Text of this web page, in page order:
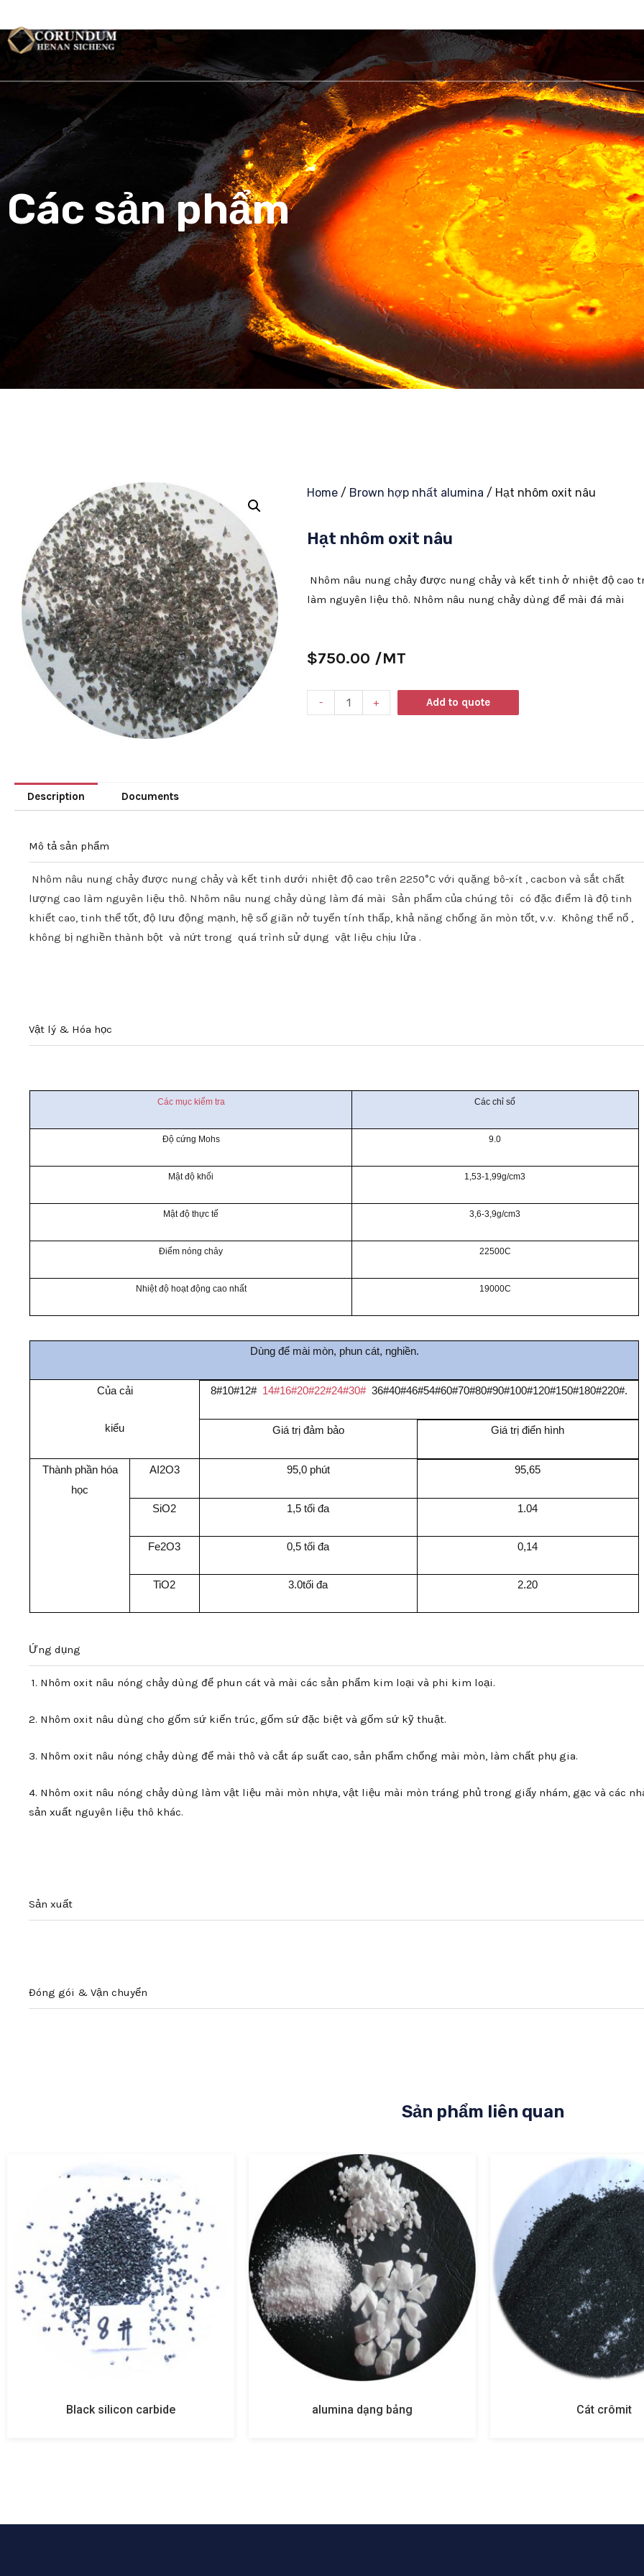
Các sản phẩm
Home / Brown hợp nhất alumina / Hạt nhôm oxit nâu
Hạt nhôm oxit nâu
Nhôm nâu nung chảy được nung chảy và kết tinh ở nhiệt độ cao
làm nguyên liệu thô. Nhôm nâu nung chảy dùng để mài đá mài
$750.00 /MT
- + Add to quote
Description Documents
Mô tả sản phẩm
Nhôm nâu nung chảy được nung chảy và kết tinh dưới nhiệt độ cao trên 2250°C với quặng bô-xít , cacbon và sắt chất
lượng cao làm nguyên liệu thô. Nhôm nâu nung chảy dùng làm đá mài Sản phẩm của chúng tôi có đặc điểm là độ tinh
khiết cao, tinh thể tốt, độ lưu động mạnh, hệ số giãn nở tuyến tính thấp, khả năng chống ăn mòn tốt, v.v. Không thể nổ ,
không bị nghiền thành bột và nứt trong quá trình sử dụng vật liệu chịu lửa .
Vật lý & Hóa học
Các mục kiểm tra Các chỉ số
Độ cứng Mohs 9.0
Mật độ khối 1,53-1,99g/cm3
Mật độ thực tế 3,6-3,9g/cm3
Điểm nóng chảy 22500C
Nhiệt độ hoạt động cao nhất 19000C
Dùng để mài mòn, phun cát, nghiền.
Của cải
kiểu
8#10#12# 14#16#20#22#24#30#36#40#46#54#60#70#80#90#100#120#150#180#220#.
Giá trị đảm bảo Giá trị điển hình
Thành phần hóa
học
AI2O3 95,0 phút 95,65
SiO2 1,5 tối đa 1.04
Fe2O3 0,5 tối đa 0,14
TiO2 3.0tối đa 2.20
Ứng dụng
1. Nhôm oxit nâu nóng chảy dùng để phun cát và mài các sản phẩm kim loại và phi kim loại.
2. Nhôm oxit nâu dùng cho gốm sứ kiến ​​trúc, gốm sứ đặc biệt và gốm sứ kỹ thuật.
3. Nhôm oxit nâu nóng chảy dùng để mài thô và cắt áp suất cao, sản phẩm chống mài mòn, làm chất phụ gia.
4. Nhôm oxit nâu nóng chảy dùng làm vật liệu mài mòn nhựa, vật liệu mài mòn tráng phủ trong giấy nhám, gạc và các
sản xuất nguyên liệu thô khác.
Sản xuất
Đóng gói & Vận chuyển
Sản phẩm liên quan
Black silicon carbide alumina dạng bảng Cát crômit